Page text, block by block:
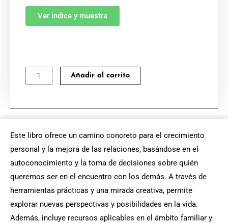
Ver índice y muestra
Crecimiento
y
cantidad
Añadir al carrito
Este libro ofrece un camino concreto para el crecimiento
personal y la mejora de las relaciones, basándose en el
autoconocimiento y la toma de decisiones sobre quién
queremos ser en el encuentro con los demás. A través de
herramientas prácticas y una mirada creativa, permite
explorar nuevas perspectivas y posibilidades en la vida.
Además, incluye recursos aplicables en el ámbito familiar y